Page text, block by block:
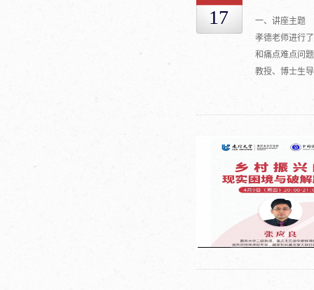
17
一、讲座主题
孝德老师进行
和痛点难点问
教授、博士生